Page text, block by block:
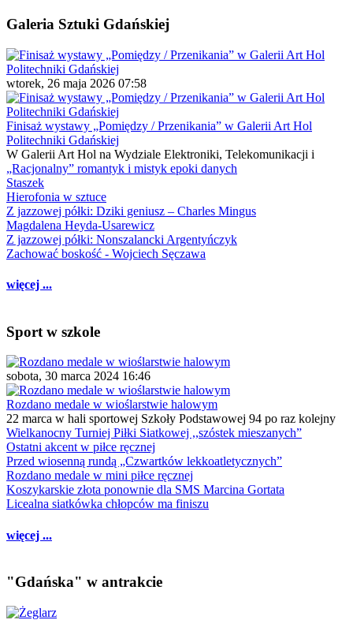
Galeria Sztuki Gdańskiej
wtorek, 26 maja 2026 07:58
Finisaż wystawy „Pomiędzy / Przenikania” w Galerii Art Hol
Politechniki Gdańskiej
W Galerii Art Hol na Wydziale Elektroniki, Telekomunikacji i
„Racjonalny” romantyk i mistyk epoki danych
Staszek
Hierofonia w sztuce
Z jazzowej półki: Dziki geniusz – Charles Mingus
Magdalena Heyda-Usarewicz
Z jazzowej półki: Nonszalancki Argentyńczyk
Zachować boskość - Wojciech Sęczawa
więcej ...
Sport w szkole
sobota, 30 marca 2024 16:46
Rozdano medale w wioślarstwie halowym
22 marca w hali sportowej Szkoły Podstawowej 94 po raz kolejny
Wielkanocny Turniej Piłki Siatkowej ,,szóstek mieszanych”
Ostatni akcent w piłce ręcznej
Przed wiosenną rundą „Czwartków lekkoatletycznych”
Rozdano medale w mini piłce ręcznej
Koszykarskie złota ponownie dla SMS Marcina Gortata
Licealna siatkówka chłopców ma finiszu
więcej ...
"Gdańska" w antrakcie